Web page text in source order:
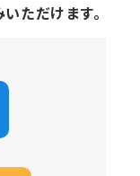
ただけます。